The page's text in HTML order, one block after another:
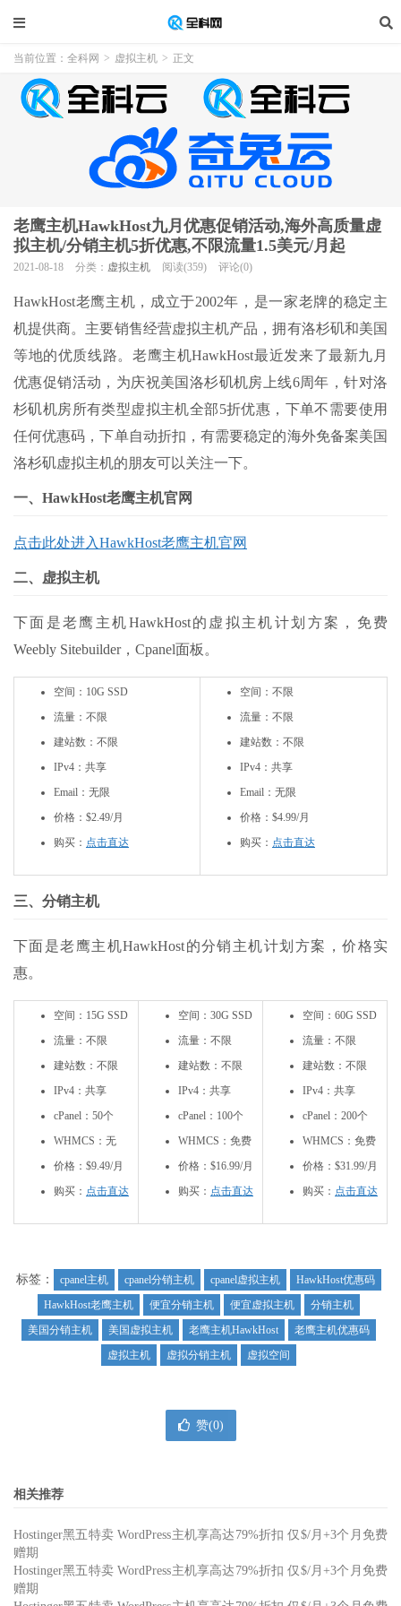
当前位置： 全科网 > 虚拟主机 > 正文
老鹰主机HawkHost九月优惠促销活动,海外高质量虚
拟主机/分销主机5折优惠,不限流量1.5美元/月起
2021-08-18 分类： 虚拟主机 阅读(359) 评论(0)
HawkHost老鹰主机，成立于2002年，是一家老牌的稳定主
机提供商。主要销售经营虚拟主机产品，拥有洛杉矶和美国
等地的优质线路。老鹰主机HawkHost最近发来了最新九月
优惠促销活动，为庆祝美国洛杉矶机房上线6周年，针对洛
杉矶机房所有类型虚拟主机全部5折优惠，下单不需要使用
任何优惠码，下单自动折扣，有需要稳定的海外免备案美国
洛杉矶虚拟主机的朋友可以关注一下。
一、HawkHost老鹰主机官网
点击此处进入HawkHost老鹰主机官网
二、虚拟主机
下面是老鹰主机HawkHost的虚拟主机计划方案，免费
Weebly Sitebuilder，Cpanel面板。
空间：10G SSD
流量：不限
建站数：不限
IPv4：共享
Email：无限
价格：$2.49/月
购买： 点击直达
空间：不限
流量：不限
建站数：不限
IPv4：共享
Email：无限
价格：$4.99/月
购买： 点击直达
三、分销主机
下面是老鹰主机HawkHost的分销主机计划方案，价格实
惠。
空间：15G SSD
流量：不限
建站数：不限
IPv4：共享
cPanel：50个
WHMCS：无
价格：$9.49/月
购买： 点击直达
空间：30G SSD
流量：不限
建站数：不限
IPv4：共享
cPanel：100个
WHMCS：免费
价格：$16.99/月
购买： 点击直达
空间：60G SSD
流量：不限
建站数：不限
IPv4：共享
cPanel：200个
WHMCS：免费
价格：$31.99/月
购买： 点击直达
标签： cpanel主机 cpanel分销主机 cpanel虚拟主机
HawkHost优惠码
HawkHost老鹰主机
便宜分销主机 便宜虚拟主机
分销主机
美国分销主机
美国虚拟主机 老鹰主机HawkHost
老鹰主机优惠码
虚拟主机
虚拟分销主机 虚拟空间
赞(0)
相关推荐
Hostinger黑五特卖 WordPress主机享高达79%折扣 仅$/月+3个月免费
赠期
Hostinger黑五特卖 WordPress主机享高达79%折扣 仅$/月+3个月免费
赠期